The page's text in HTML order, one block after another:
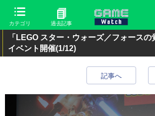
カテゴリ 過去記事
「LEGO スター・ウォーズ／フォース
イベント開催(1/12)
記事へ